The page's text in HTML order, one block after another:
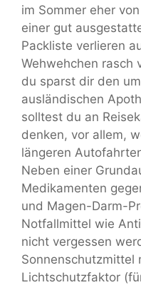
im Sommer eher
einer gut
Packliste verlieren
Wehwehchen rasch
du sparst dir den
ausländischen
solltest du an
denken, vor allem,
längeren
Neben einer
Medikamenten
und Magen-Darm-
Notfallmittel wie
nicht vergessen
Sonnenschutzmittel
Lichtschutzfaktor